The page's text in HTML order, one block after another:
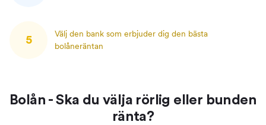
5
Välj den bank som erbjuder dig den bästa
bolåneräntan
Bolån - Ska du välja rörlig eller bunden
ränta?